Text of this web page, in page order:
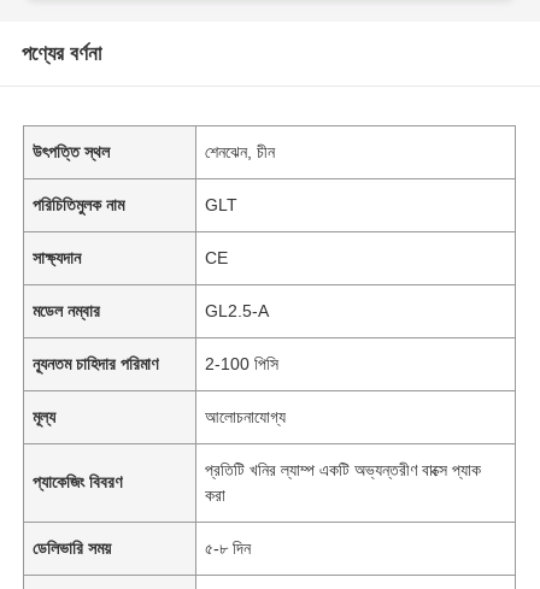
পণ্যের বর্ণনা
উৎপত্তি স্থল শেনঝেন, চীন
পরিচিতিমুলক নাম GLT
সাক্ষ্যদান CE
মডেল নম্বার GL2.5-A
ন্যূনতম চাহিদার পরিমাণ 2-100 পিসি
মূল্য আলোচনাযোগ্য
প্যাকেজিং বিবরণ
প্রতিটি খনির ল্যাম্প একটি অভ্যন্তরীণ বাক্সে প্যাক
করা
ডেলিভারি সময় ৫-৮ দিন